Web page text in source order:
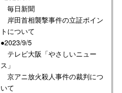
毎日新聞
岸田首相襲撃事件の立証ポイン
トについて
●2023/9/5
テレビ大阪「やさしいニュー
ス」
京アニ放火殺人事件の裁判につ
いて